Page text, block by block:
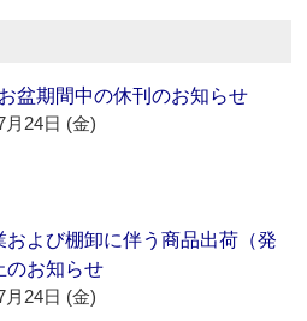
盆期間中の休刊のお知らせ
月24日 (金)
および棚卸に伴う商品出荷（発
のお知らせ
月24日 (金)